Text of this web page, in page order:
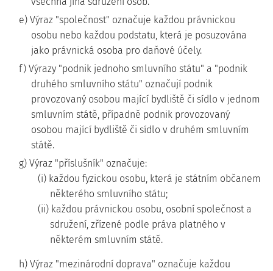
e) Výraz "společnost" označuje každou právnickou
osobu nebo každou podstatu, která je posuzována
jako právnická osoba pro daňové účely.
f) Výrazy "podnik jednoho smluvního státu" a "podnik
druhého smluvního státu" označují podnik
provozovaný osobou mající bydliště či sídlo v jednom
smluvním státě, případně podnik provozovaný
osobou mající bydliště či sídlo v druhém smluvním
státě.
g) Výraz "příslušník" označuje:
(i) každou fyzickou osobu, která je státním občanem
některého smluvního státu;
(ii) každou právnickou osobu, osobní společnost a
sdružení, zřízené podle práva platného v
některém smluvním státě.
h) Výraz "mezinárodní doprava" označuje každou